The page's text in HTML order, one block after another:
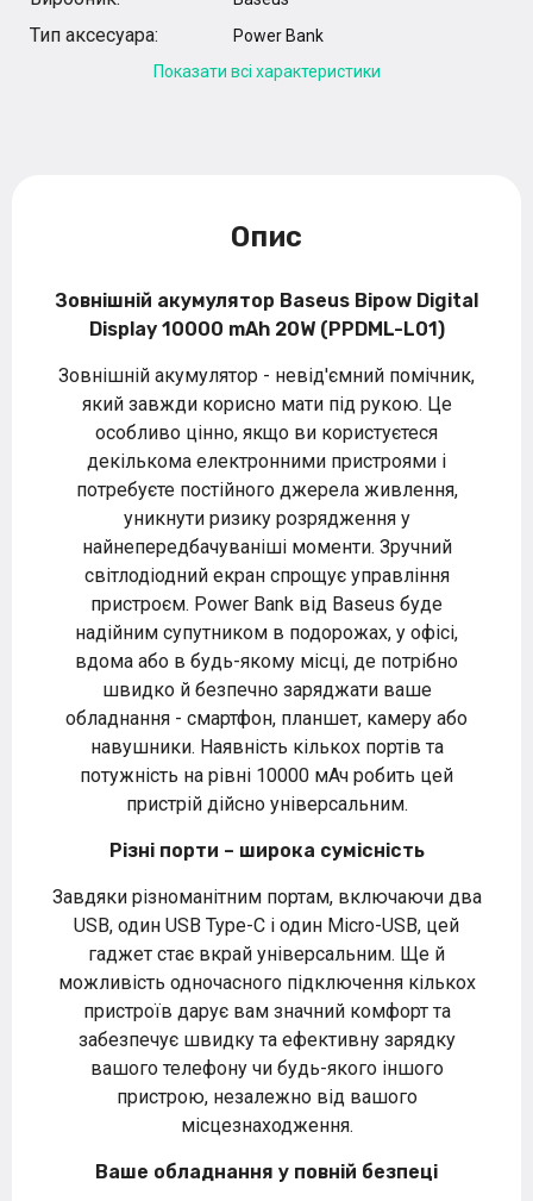
Тип аксесуара:
Power Bank
Показати всі характеристики
Опис
Зовнішній акумулятор Baseus Bipow Digital
Display 10000 mAh 20W (PPDML-L01)
Зовнішній акумулятор - невід'ємний помічник,
який завжди корисно мати під рукою. Це
особливо цінно, якщо ви користуєтеся
декількома електронними пристроями і
потребуєте постійного джерела живлення,
уникнути ризику розрядження у
найнепередбачуваніші моменти. Зручний
світлодіодний екран спрощує управління
пристроєм. Power Bank від Baseus буде
надійним супутником в подорожах, у офісі,
вдома або в будь-якому місці, де потрібно
швидко й безпечно заряджати ваше
обладнання - смартфон, планшет, камеру або
навушники. Наявність кількох портів та
потужність на рівні 10000 мАч робить цей
пристрій дійсно універсальним.
Різні порти – широка сумісність
Завдяки різноманітним портам, включаючи два
USB, один USB Type-C і один Micro-USB, цей
гаджет стає вкрай універсальним. Ще й
можливість одночасного підключення кількох
пристроїв дарує вам значний комфорт та
забезпечує швидку та ефективну зарядку
вашого телефону чи будь-якого іншого
пристрою, незалежно від вашого
місцезнаходження.
Ваше обладнання у повній безпеці